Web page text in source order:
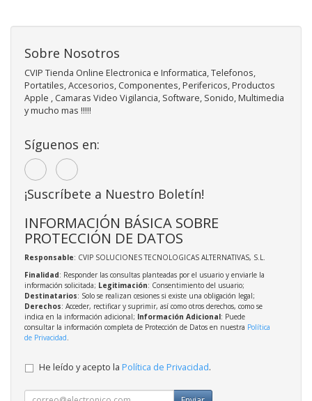
Sobre Nosotros
CVIP Tienda Online Electronica e Informatica, Telefonos,
Portatiles, Accesorios, Componentes, Perifericos, Productos
Apple , Camaras Video Vigilancia, Software, Sonido, Multimedia
y mucho mas !!!!!
Síguenos en:
¡Suscríbete a Nuestro Boletín!
INFORMACIÓN BÁSICA SOBRE
PROTECCIÓN DE DATOS
Responsable: CVIP SOLUCIONES TECNOLOGICAS ALTERNATIVAS, S.L.
Finalidad: Responder las consultas planteadas por el usuario y enviarle la
información solicitada; Legitimación: Consentimiento del usuario;
Destinatarios: Solo se realizan cesiones si existe una obligación legal;
Derechos: Acceder, rectificar y suprimir, así como otros derechos, como se
indica en la información adicional; Información Adicional: Puede
consultar la información completa de Protección de Datos en nuestra Política
de Privacidad.
He leído y acepto la Política de Privacidad.